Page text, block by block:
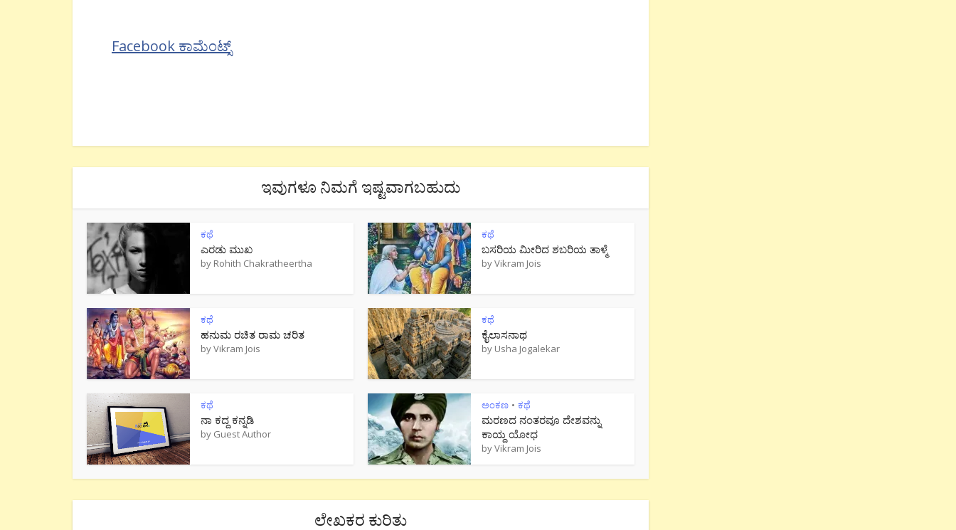
Facebook ಕಾಮೆಂಟ್ಸ್
ಇವುಗಳೂ ನಿಮಗೆ ಇಷ್ಟವಾಗಬಹುದು
ಕಥೆ
ಎರಡು ಮುಖ
by Rohith Chakratheertha
ಕಥೆ
ಬಸರಿಯ ಮೀರಿದ ಶಬರಿಯ ತಾಳ್ಮೆ
byVikram Jois
ಕಥೆ
ಹನುಮ ರಚಿತ ರಾಮ‌ ಚರಿತ
byVikram Jois
ಕಥೆ
ಕೈಲಾಸನಾಥ
by Usha Jogalekar
ಕಥೆ
ನಾ ಕದ್ದ ಕನ್ನಡಿ
by Guest Author
ಅಂಕಣ • ಕಥೆ
ಮರಣದ ನಂತರವೂ ದೇಶವನ್ನು
ಕಾಯ್ದ ಯೋಧ
byVikram Jois
ಲೇಖಕರ ಕುರಿತು